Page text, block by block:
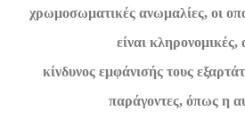
χρωμοσωματικές ανωμαλίες, οι
είναι κληρονομικές,
κίνδυνος εμφάνισής τους
παράγοντες, όπως η